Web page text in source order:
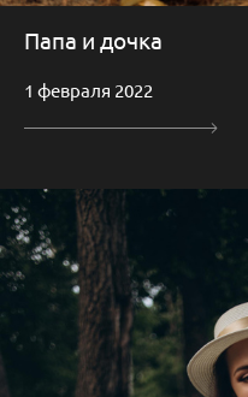
Папа и дочка
1 февраля 2022